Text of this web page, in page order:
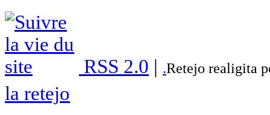
RSS 2.0 | .Retejo realigita
la retejo